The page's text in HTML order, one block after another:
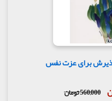
برای عزت نفس
560,000 تومان